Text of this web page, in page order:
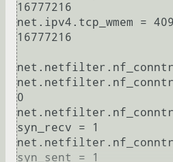
16777216
net.ipv4.tcp_wmem =
16777216
0
syn_recv = 1
syn_sent = 1